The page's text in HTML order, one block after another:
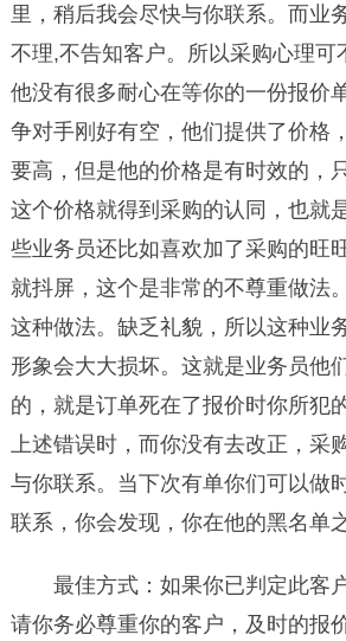
里，稍后我会尽快与你联系。而业
不理,不告知客户。所以采购心理可
他没有很多耐心在等你的一份报价
争对手刚好有空，他们提供了价格
要高，但是他的价格是有时效的，
这个价格就得到采购的认同，也就
些业务员还比如喜欢加了采购的旺
就抖屏，这个是非常的不尊重做法
这种做法。缺乏礼貌，所以这种业
形象会大大损坏。这就是业务员他
的，就是订单死在了报价时你所犯
上述错误时，而你没有去改正，采
与你联系。当下次有单你们可以做
联系，你会发现，你在他的黑名单之
最佳方式：如果你已判定此客
请你务必尊重你的客户，及时的报